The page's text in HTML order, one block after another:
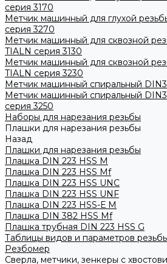
серия 3170
Метчик машинный для глухой
серия 3270
Метчик машинный для сквозной
TIALN серия 3130
Метчик машинный для сквозной
TIALN серия 3230
Метчик машинный спиральный
Метчик машинный спиральный
серия 3250
Наборы для нарезания резьбы
Плашки для нарезания резьбы
Назад
Плашки для нарезания резьбы
Плашка DIN 223 HSS M
Плашка DIN 223 HSS Mf
Плашка DIN 223 HSS UNC
Плашка DIN 223 HSS UNF
Плашка DIN 223 HSS-Е M
Плашка DIN 382 HSS Mf
Плашка трубная DIN 223 HSS G
Таблицы видов и параметров
Резбомер
Сверла, метчики, зенкеры с